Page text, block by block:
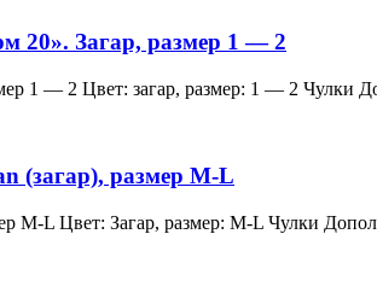
20». Загар, размер 1 — 2
1 — 2 Цвет: загар, размер: 1 — 2 Чулки
(загар), размер M-L
M-L Цвет: Загар, размер: M-L Чулки